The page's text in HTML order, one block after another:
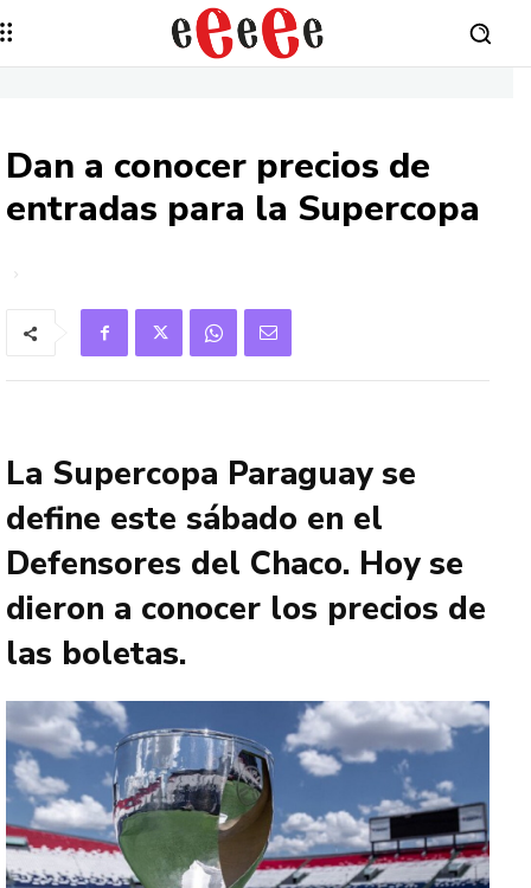
Dan a conocer precios de
entradas para la Supercopa
La Supercopa Paraguay se
define este sábado en el
Defensores del Chaco. Hoy se
dieron a conocer los precios de
las boletas.